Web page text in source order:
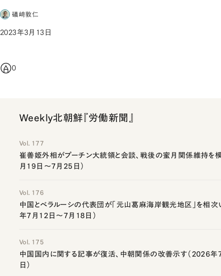
礒﨑敦仁
2023年3月13日
0
Weekly北朝鮮『労働新聞』
Vol. 177
崔善姫外相がプーチン大統領と会談、戦後の蜜月関係維持を
月19日～7月25日）
Vol. 176
中国とベラルーシの代表団が「元山葛麻海岸観光地区」を相
年7月12日～7月18日）
Vol. 175
中国国内に関する記事が復活、中朝関係の改善示す（2026
日）